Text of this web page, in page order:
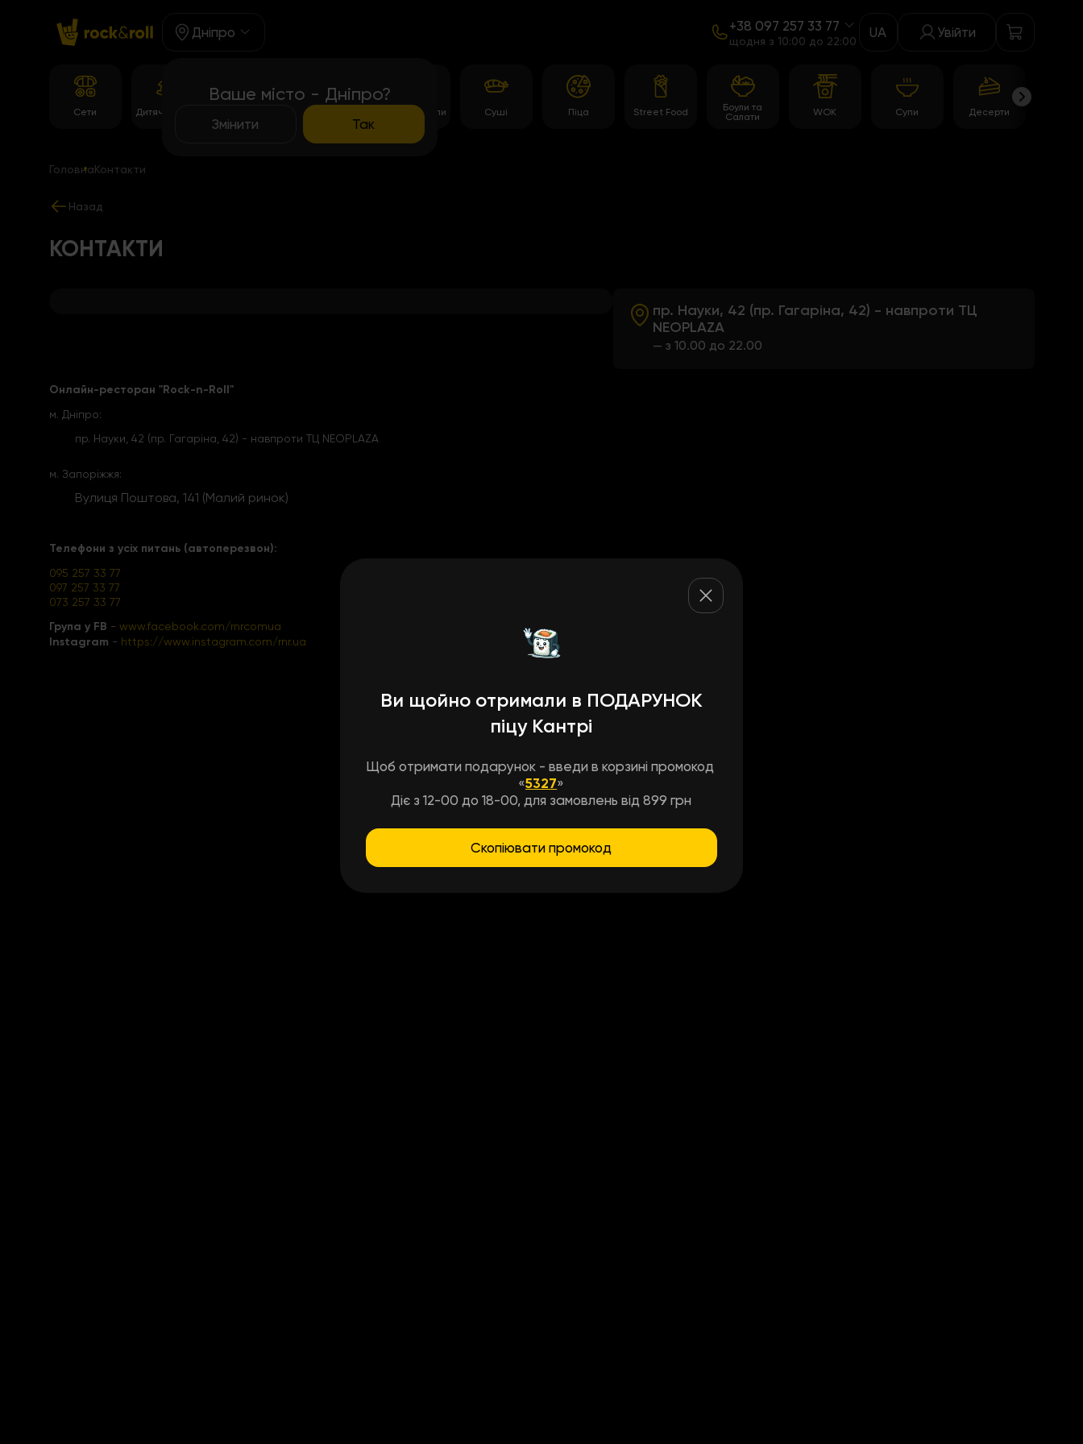
Дніпро
Ваше місто - Дніпро?
Змінити Так
+38 097 257 33 77
щодня з 10:00 до 22:00
UA Увійти
Сети Дитяче Меню Темпура роли Суші Піца Street Food
Боули та
Салати
WOK Супи Десерти
ГоловнаКонтакти
Назад
КОНТАКТИ
пр. Науки, 42 (пр. Гагаріна, 42) - навпроти ТЦ
NEOPLAZA
— з 10.00 до 22.00
Онлайн-ресторан "Rock-n-Roll"
м. Дніпро:
пр. Науки, 42 (пр. Гагаріна, 42) - навпроти ТЦ NEOPLAZA
м. Запоріжжя:
Вулиця Поштова, 141 (Малий ринок)
Телефони з усіх питань (автоперезвон):
095 257 33 77
097 257 33 77
073 257 33 77
Група у FB - www.facebook.com/rnrcomua
Instagram - https://www.instagram.com/rnr.ua
Ви щойно отримали в ПОДАРУНОК
піцу Кантрі
Щоб отримати подарунок - введи в корзині промокод
«5327»
Діє з 12-00 до 18-00, для замовлень від 899 грн
Скопіювати промокод